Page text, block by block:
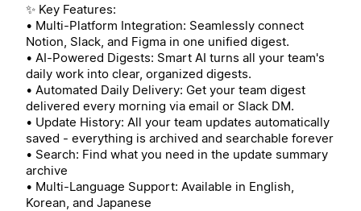
✨ Key Features:
• Multi-Platform Integration: Seamlessly connect
Notion, Slack, and Figma in one unified digest.
• AI-Powered Digests: Smart AI turns all your team's
daily work into clear, organized digests.
• Automated Daily Delivery: Get your team digest
delivered every morning via email or Slack DM.
• Update History: All your team updates automatically
saved - everything is archived and searchable forever
• Search: Find what you need in the update summary
archive
• Multi-Language Support: Available in English,
Korean, and Japanese